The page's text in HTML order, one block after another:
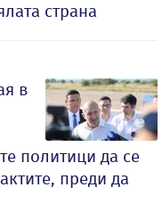
страна
в
политици да се
преди да